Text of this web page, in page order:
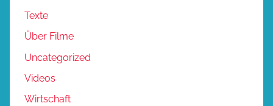
Texte
Über Filme
Uncategorized
Videos
Wirtschaft